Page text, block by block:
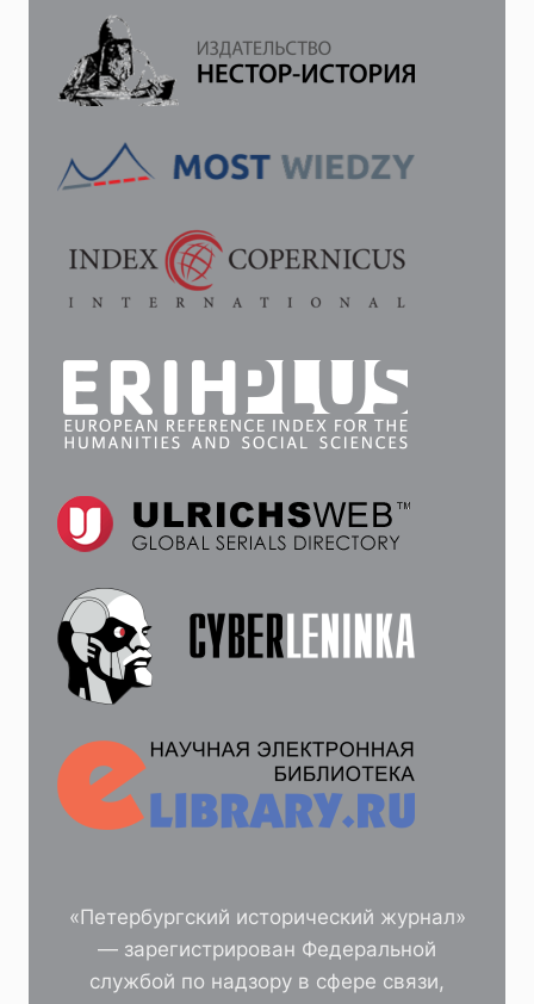
«Петербургский исторический журнал»
— зарегистрирован Федеральной
службой по надзору в сфере связи,